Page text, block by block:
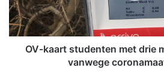
l
e
n
r
t
s
OV-kaart studenten met drie
vanwege